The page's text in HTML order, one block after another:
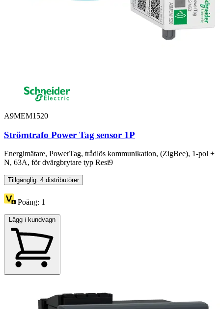
A9MEM1520
Strömtrafo Power Tag sensor 1P
Energimätare, PowerTag, trådlös kommunikation, (ZigBee), 1-pol +
N, 63A, för dvärgbrytare typ Resi9
Tillgänglig: 4 distributörer
Poäng: 1
Lägg i kundvagn